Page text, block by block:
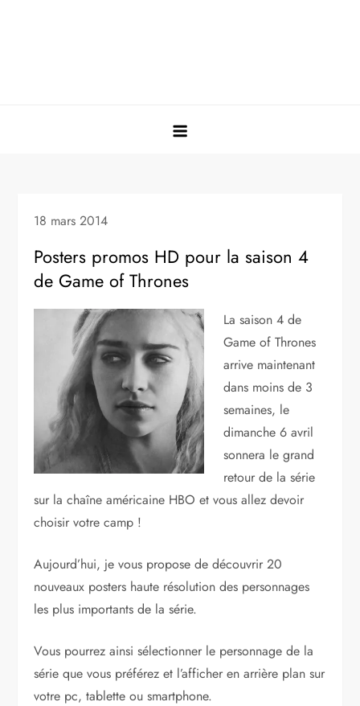
18 mars 2014
Posters promos HD pour la saison 4
de Game of Thrones
La saison 4 de
Game of Thrones
arrive maintenant
dans moins de 3
semaines, le
dimanche 6 avril
sonnera le grand
retour de la série
sur la chaîne américaine HBO et vous allez devoir
choisir votre camp !
Aujourd’hui, je vous propose de découvrir 20
nouveaux posters haute résolution des personnages
les plus importants de la série.
Vous pourrez ainsi sélectionner le personnage de la
série que vous préférez et l’afficher en arrière plan sur
votre pc, tablette ou smartphone.